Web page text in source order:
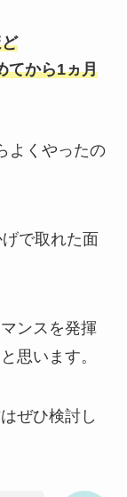
てから1ヵ月
よくやったの
で取れた面
ンスを発揮
思います。
ぜひ検討し